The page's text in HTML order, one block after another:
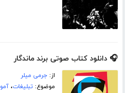
🎧 دانلود کتاب صوتی برند ماندگار
از:جرمی میلر
موضوع:تبلیغات،